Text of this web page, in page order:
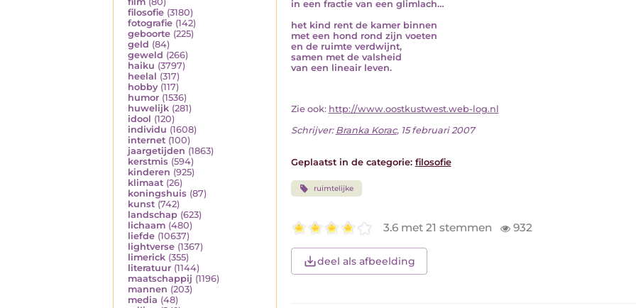
filosofie (3180)
fotografie (142)
geboorte (225)
geld (84)
geweld (266)
haiku (3797)
heelal (317)
hobby (117)
humor (1536)
huwelijk (281)
idool (120)
individu (1608)
internet (100)
jaargetijden (1863)
kerstmis (594)
kinderen (925)
klimaat (26)
koningshuis (87)
kunst (742)
landschap (623)
lichaam (480)
liefde (10637)
lightverse (1367)
limerick (355)
literatuur (1144)
maatschappij (1196)
mannen (203)
media (48)
in een fractie van een glimlach…
het kind rent de kamer binnen
met een hond rond zijn voeten
en de ruimte verdwijnt,
samen met de valsheid
van een lineair leven.
Zie ook: http://www.oostkustwest.web-log.nl
Schrijver: Branka Korac, 15 februari 2007
Geplaatst in de categorie: filosofie
ruimtelijke
3.6 met 21 stemmen 932
deel als afbeelding